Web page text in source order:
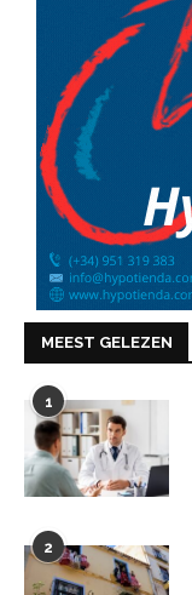
MEEST GELEZEN
1
2